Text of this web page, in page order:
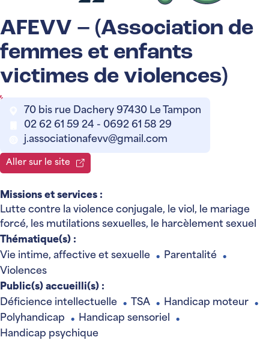
AFEVV – (Association de
femmes et enfants
victimes de violences)
70 bis rue Dachery 97430 Le Tampon
02 62 61 59 24 - 0692 61 58 29
j.associationafevv@gmail.com
Aller sur le site
Missions et services :
Lutte contre la violence conjugale, le viol, le mariage
forcé, les mutilations sexuelles, le harcèlement sexuel
Thématique(s) :
Vie intime, affective et sexuelle
● Parentalité ●
Violences
Public(s) accueilli(s) :
Déficience intellectuelle
● TSA ● Handicap moteur ●
Polyhandicap ● Handicap sensoriel ●
Handicap psychique